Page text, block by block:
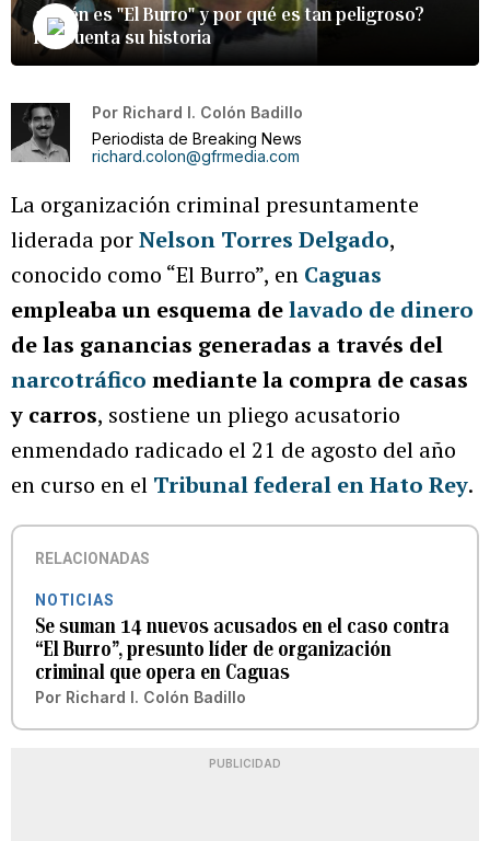
¿Quién es "El Burro" y por qué es tan peligroso?
FBI cuenta su historia
Por Richard I. Colón Badillo
Periodista de Breaking News
richard.colon@gfrmedia.com
La organización criminal presuntamente
liderada porNelson Torres Delgado,
conocido como “El Burro”, en Caguas
empleaba un esquema delavado de dinero
de las ganancias generadas a través del
narcotráfico mediante la compra de casas
y carros, sostiene un pliego acusatorio
enmendado radicado el 21 de agosto del año
en curso en el Tribunal federal en Hato Rey.
RELACIONADAS
NOTICIAS
Se suman 14 nuevos acusados en el caso contra
“El Burro”, presunto líder de organización
criminal que opera en Caguas
Por Richard I. Colón Badillo
PUBLICIDAD